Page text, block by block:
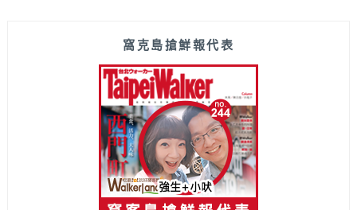
窩克島搶鮮報代表